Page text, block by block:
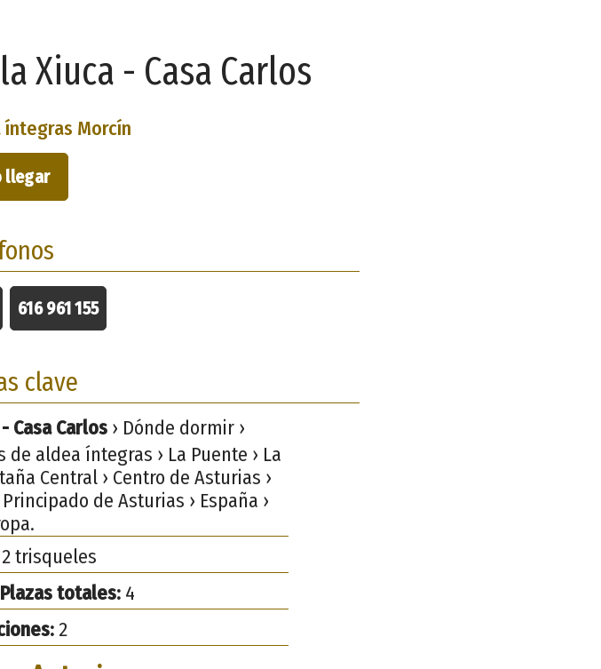
Xiuca - Casa Carlos
íntegras Morcín
llegar
616 961 155
clave
Casa Carlos› Dónde dormir ›
aldea íntegras › La Puente › La
Central › Centro de Asturias ›
de Asturias › España ›
trisqueles
Plazas totales:4
2